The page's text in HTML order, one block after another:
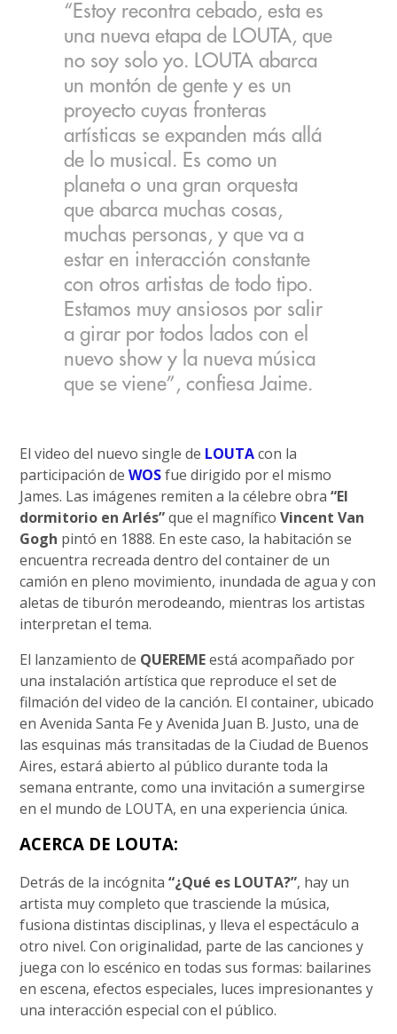
“Estoy recontra cebado, esta es
una nueva etapa de LOUTA, que
no soy solo yo. LOUTA abarca
un montón de gente y es un
proyecto cuyas fronteras
artísticas se expanden más allá
de lo musical. Es como un
planeta o una gran orquesta
que abarca muchas cosas,
muchas personas, y que va a
estar en interacción constante
con otros artistas de todo tipo.
Estamos muy ansiosos por salir
a girar por todos lados con el
nuevo show y la nueva música
que se viene”, confiesa Jaime.
El video del nuevo single de LOUTAcon la
participación deWOSfue dirigido por el mismo
James. Las imágenes remiten a la célebre obra“El
dormitorio en Arlés”que el magníficoVincent Van
Gogh pintó en 1888. En este caso, la habitación se
encuentra recreada dentro del container de un
camión en pleno movimiento, inundada de agua y con
aletas de tiburón merodeando, mientras los artistas
interpretan el tema.
El lanzamiento de QUEREMEestá acompañado por
una instalación artística que reproduce el set de
filmación del video de la canción. El container, ubicado
en Avenida Santa Fe y Avenida Juan B. Justo, una de
las esquinas más transitadas de la Ciudad de Buenos
Aires, estará abierto al público durante toda la
semana entrante, como una invitación a sumergirse
en el mundo de LOUTA, en una experiencia única.
ACERCA DE LOUTA:
Detrás de la incógnita“¿Qué es LOUTA?”, hay un
artista muy completo que trasciende la música,
fusiona distintas disciplinas, y lleva el espectáculo a
otro nivel. Con originalidad, parte de las canciones y
juega con lo escénico en todas sus formas: bailarines
en escena, efectos especiales, luces impresionantes y
una interacción especial con el público.